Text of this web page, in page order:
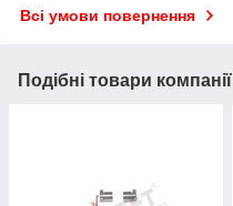
Всі умови повернення
Подібні товари компанії